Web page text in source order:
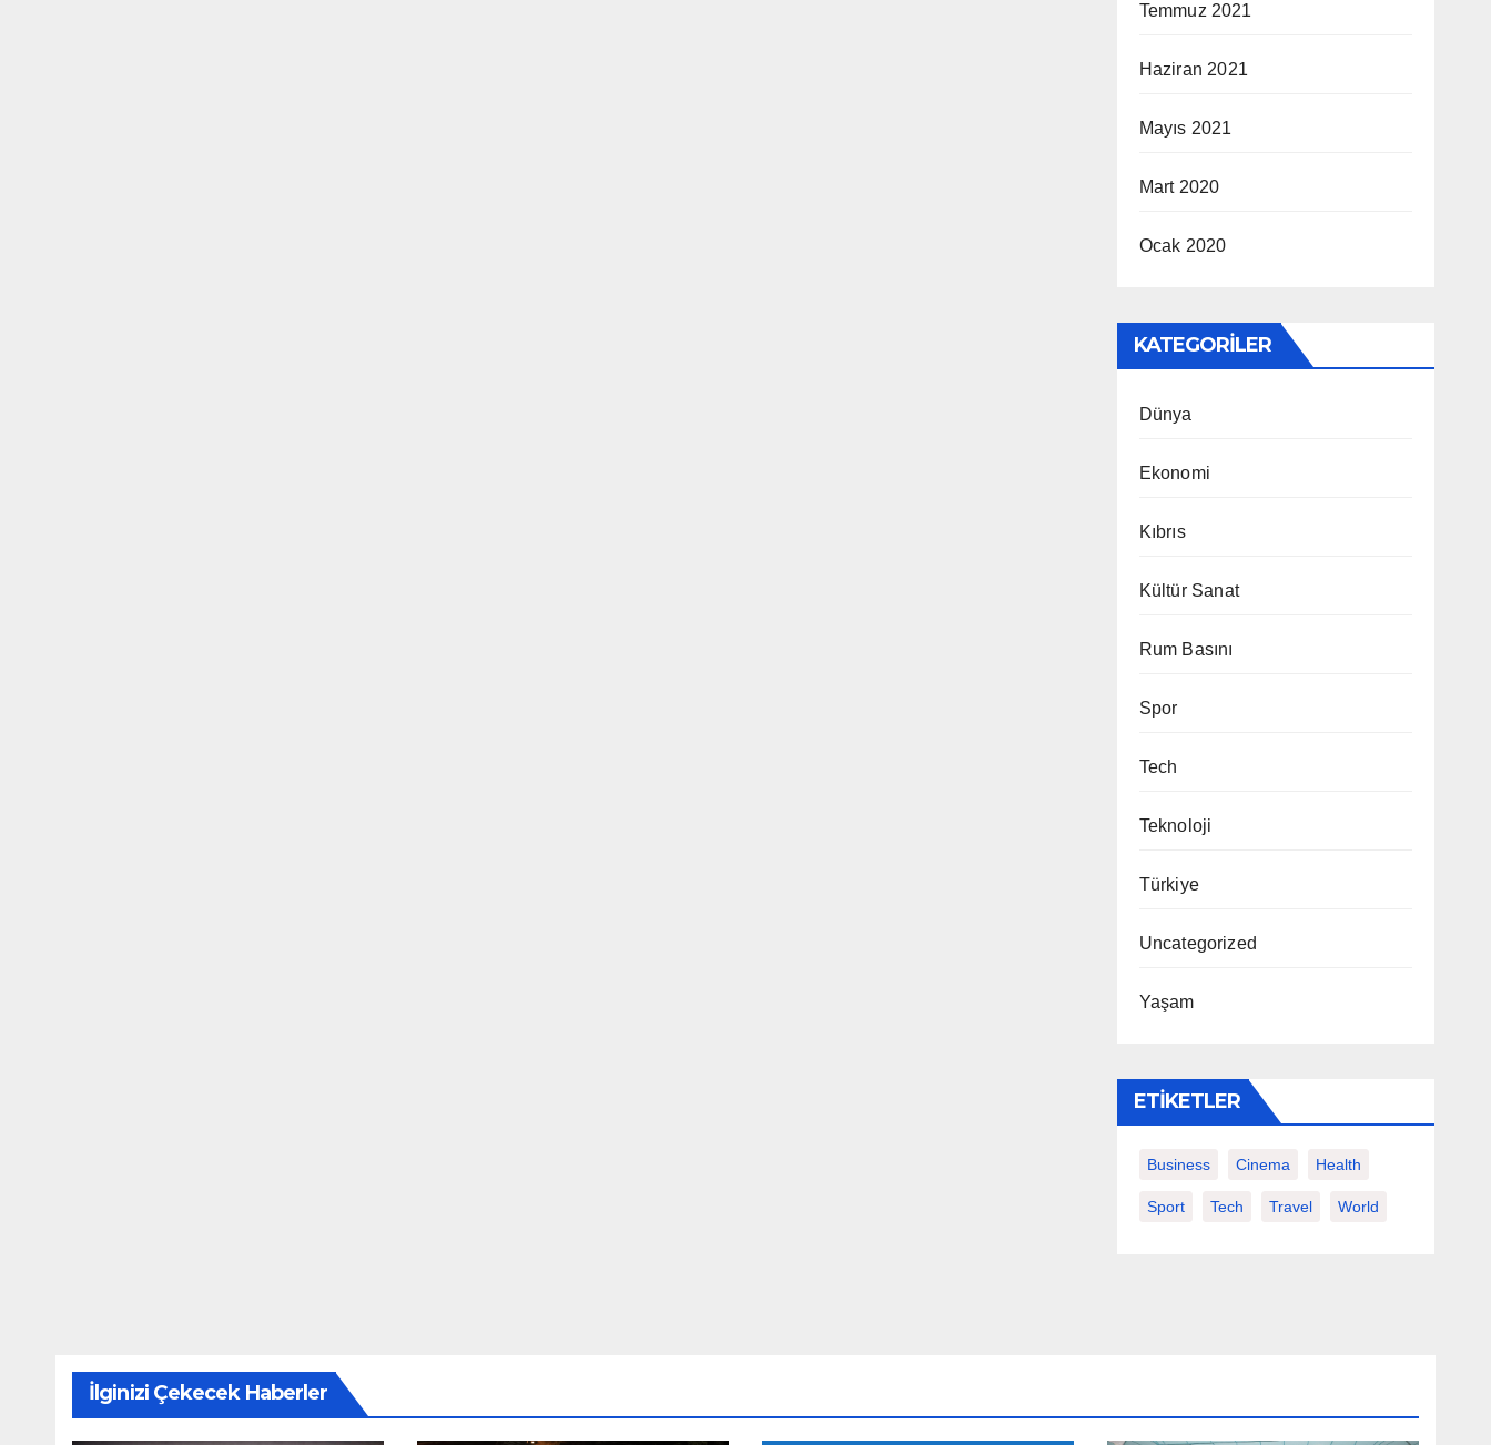
Temmuz 2021
Haziran 2021
Mayıs 2021
Mart 2020
Ocak 2020
KATEGORILER
Dünya
Ekonomi
Kıbrıs
Kültür Sanat
Rum Basını
Spor
Tech
Teknoloji
Türkiye
Uncategorized
Yaşam
ETIKETLER
Business Cinema Health
Sport Tech Travel World
İlginizi Çekecek Haberler